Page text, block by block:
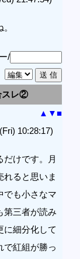
/
スレ②
▲ ▼■
10:28:17)
だけです。月
れると思いま
でも小さなマ
第三者が読み
に細分化して
で紅組が勝っ